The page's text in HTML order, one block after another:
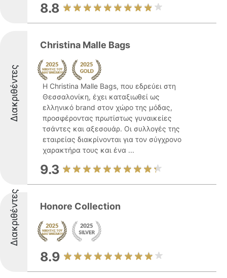
8.8
Διακριθέντες
Christina Malle Bags
Η Christina Malle Bags, που εδρεύει στη
Θεσσαλονίκη, έχει καταξιωθεί ως
ελληνικό brand στον χώρο της μόδας,
προσφέροντας πρωτίστως γυναικείες
τσάντες και αξεσουάρ. Οι συλλογές της
εταιρείας διακρίνονται για τον σύγχρονο
χαρακτήρα τους και ένα ...
9.3
Διακριθέντες Honore Collection
8.9